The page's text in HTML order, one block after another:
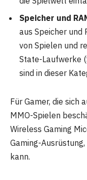
Speicher und
aus Speicher und
von Spielen und
State-Laufwerke
sind in dieser
Für Gamer, die sich
MMO-Spielen
Wireless Gaming
Gaming-
kann.